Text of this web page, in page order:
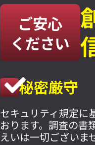
ご安心
ください
秘密厳守
セキュリティ規定に
おります。調査の書
えいは一切ございま